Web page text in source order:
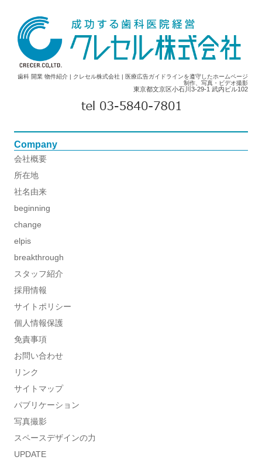
歯科 開業 物件紹介 | クレセル株式会社 | 医療広告ガイドラインを遵守したホームページ
制作、写真・ビデオ撮影
東京都文京区小石川3-29-1 武内ビル102
Company
会社概要
所在地
社名由来
beginning
change
elpis
breakthrough
スタッフ紹介
採用情報
サイトポリシー
個人情報保護
免責事項
お問い合わせ
リンク
サイトマップ
パブリケーション
写真撮影
スペースデザインの力
UPDATE